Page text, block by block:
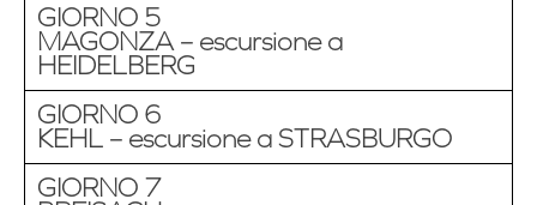
GIORNO 5
MAGONZA – escursione a
HEIDELBERG
GIORNO 6
KEHL – escursione a STRASBURGO
GIORNO 7